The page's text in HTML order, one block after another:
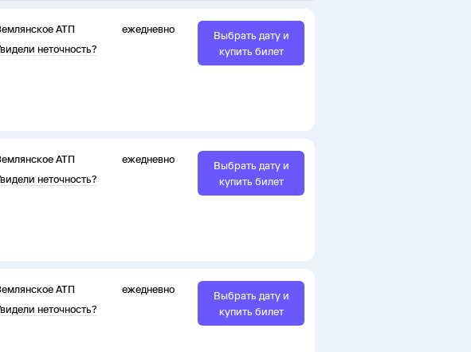
АТП
неточность?
ежедневно
Выбрать дату и
купить билет
АТП
неточность?
ежедневно
Выбрать дату и
купить билет
АТП
неточность?
ежедневно
Выбрать дату и
купить билет